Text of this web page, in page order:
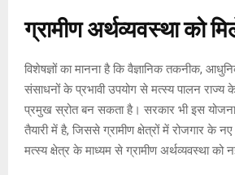
ग्रामीण अर्थव्यवस्था को
विशेषज्ञों का मानना है कि वैज्ञानिक तकनीक,
संसाधनों के प्रभावी उपयोग से मत्स्य पालन
प्रमुख स्रोत बन सकता है। सरकार भी इस
तैयारी में है, जिससे ग्रामीण क्षेत्रों में रोजगार के
मत्स्य क्षेत्र के माध्यम से ग्रामीण अर्थव्यवस्था को